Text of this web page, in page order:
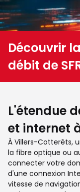
Découvrir
débit de
L'étendue
et internet
À Villers-Cotterêts,
la fibre optique ou
connecter votre
d'une connexion
vitesse de